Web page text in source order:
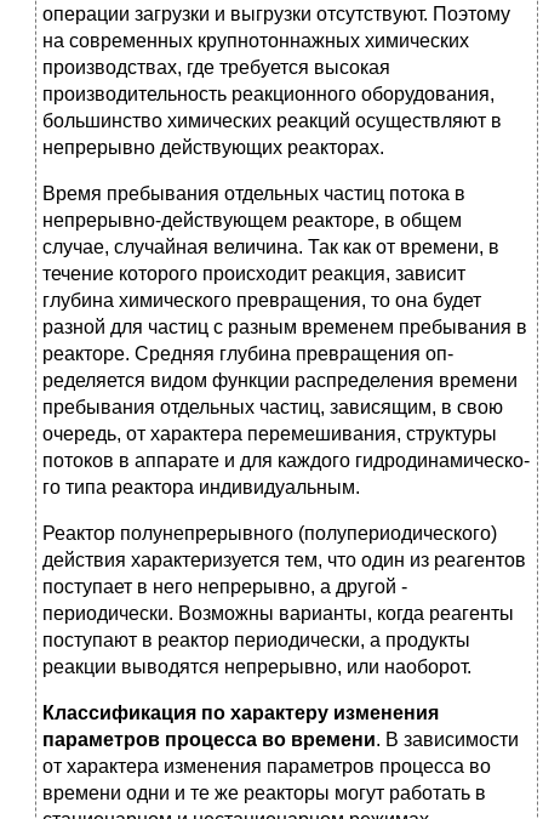
операции загрузки и выгрузки отсутствуют. Поэтому
на современных крупнотоннажных химических
производствах, где требуется высокая
производительность реакционного оборудования,
большинство химических реакций осу­ществляют в
непрерывно действующих реакторах.
Время пребывания отдельных частиц потока в
непрерывно-действующем реакторе, в общем
случае, случайная величина. Так как от времени, в
течение которого происходит реакция, зависит
глубина химического превращения, то она будет
разной для частиц с разным временем пребывания в
реакторе. Средняя глубина превращения оп­
ределяется видом функции распределения времени
пребывания от­дельных частиц, зависящим, в свою
очередь, от характера перемешива­ния, структуры
потоков в аппарате и для каждого гидродинамическо­
го типа реактора индивидуальным.
Реактор полунепрерывного (полупериодиче­ского)
действия характеризуется тем, что один из реагентов
поступает в него непрерывно, а другой -
периодически. Возможны варианты, когда реагенты
поступают в реактор периодически, а про­дукты
реакции выводятся непрерывно, или наоборот.
Классификация по характеру изменения
параметров процесса во времени. В зависимости
от характера изменения параметров процес­са во
времени одни и те же реакторы могут работать в